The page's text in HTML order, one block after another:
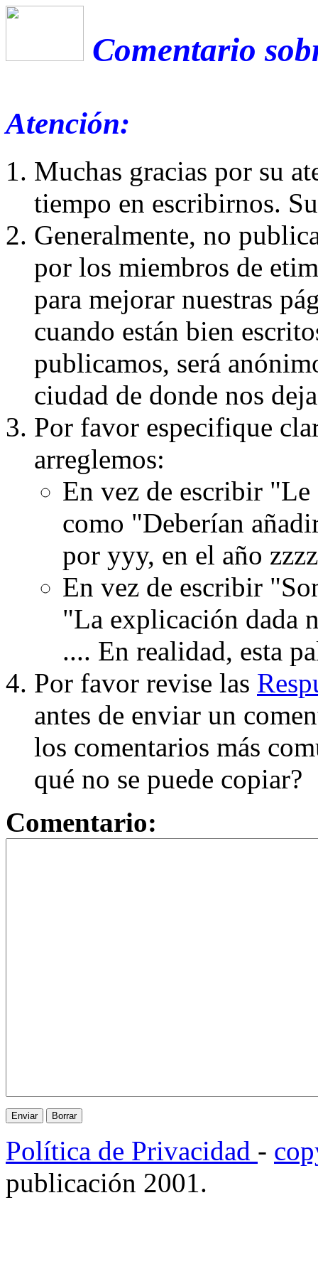
Comentario
Atención:
Muchas gracias por su
tiempo en escribirnos.
Generalmente, no
por los miembros de
para mejorar nuestras
cuando están bien
publicamos, será
ciudad de donde nos
Por favor especifique
arreglemos:
En vez de escribir
como "Deberían
por yyy, en el año
En vez de escribir
"La explicación dada
.... En realidad, esta
Por favor revise las
antes de enviar un
los comentarios más
qué no se puede copiar?
Comentario:
Política de Privacidad -
publicación 2001.